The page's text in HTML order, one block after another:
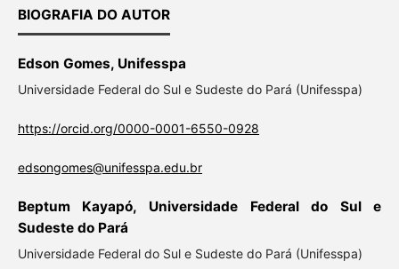
BIOGRAFIA DO AUTOR
Edson Gomes, Unifesspa
Universidade Federal do Sul e Sudeste do Pará (Unifesspa)
https://orcid.org/0000-0001-6550-0928
edsongomes@unifesspa.edu.br
Beptum Kayapó, Universidade Federal do Sul e
Sudeste do Pará
Universidade Federal do Sul e Sudeste do Pará (Unifesspa)